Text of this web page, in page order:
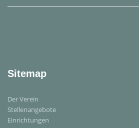
Sitemap
Der Verein
Stellenangebote
Einrichtungen